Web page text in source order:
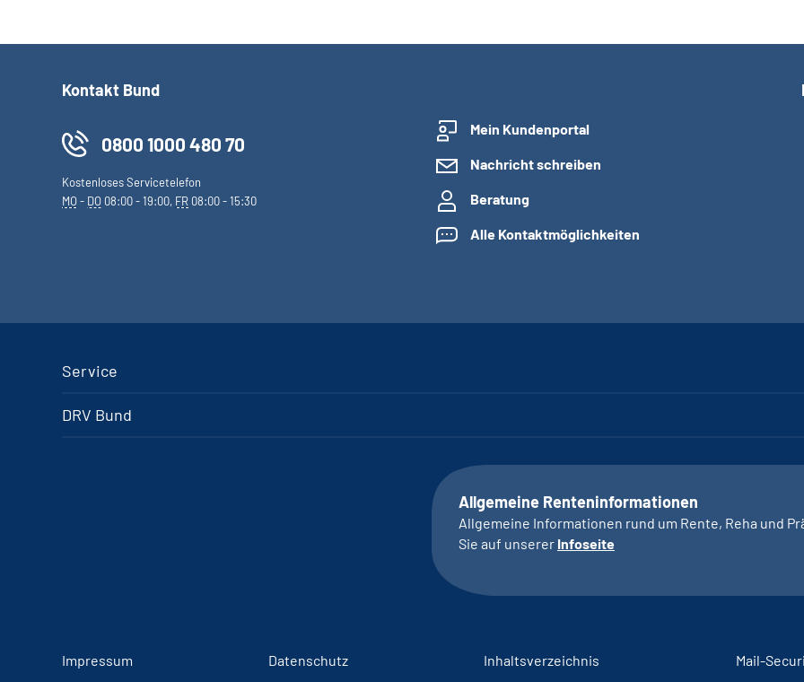
Kontakt Bund
0800 1000 480 70
Kostenloses Servicetelefon
MO- DO 08:00 - 19:00, FR 08:00 - 15:30
Mein Kundenportal
Nachricht schreiben
Beratung
Alle Kontaktmöglichkeiten
Service
DRV Bund
Allgemeine Renteninformationen
Allgemeine Informationen rund um Rente, Reha und
Sie auf unserer Infoseite
Impressum Datenschutz Inhaltsverzeichnis Mail-